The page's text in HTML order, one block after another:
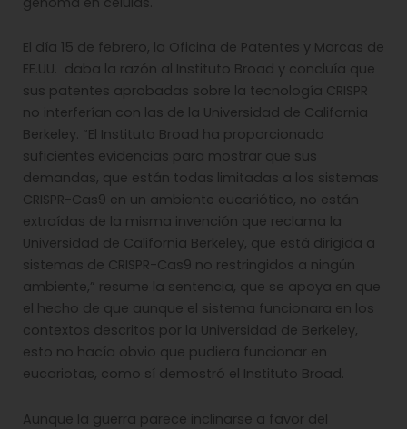
El día 15 de febrero, la Oficina de Patentes y Marcas de
EE.UU. daba la razón al Instituto Broad y concluía que
sus patentes aprobadas sobre la tecnología CRISPR
no interferían con las de la Universidad de California
Berkeley. “El Instituto Broad ha proporcionado
suficientes evidencias para mostrar que sus
demandas, que están todas limitadas a los sistemas
CRISPR-Cas9 en un ambiente eucariótico, no están
extraídas de la misma invención que reclama la
Universidad de California Berkeley, que está dirigida a
sistemas de CRISPR-Cas9 no restringidos a ningún
ambiente,” resume la sentencia, que se apoya en que
el hecho de que aunque el sistema funcionara en los
contextos descritos por la Universidad de Berkeley,
esto no hacía obvio que pudiera funcionar en
eucariotas, como sí demostró el Instituto Broad.
Aunque la guerra parece inclinarse a favor del